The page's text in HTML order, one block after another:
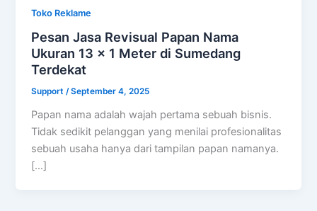
Toko Reklame
Pesan Jasa Revisual Papan Nama
Ukuran 13 x 1 Meter di Sumedang
Terdekat
Support/September 4, 2025
Papan nama adalah wajah pertama sebuah bisnis.
Tidak sedikit pelanggan yang menilai profesionalitas
sebuah usaha hanya dari tampilan papan namanya.
[…]